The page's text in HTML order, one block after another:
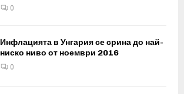
0
Инфлацията в Унгария се срина до най-
ниско ниво от ноември 2016
0